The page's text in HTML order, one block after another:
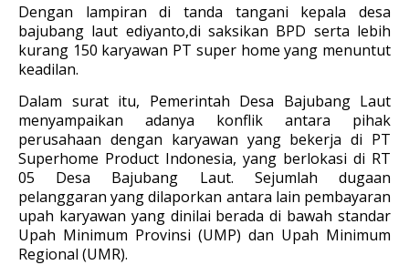
Dengan lampiran di tanda tangani kepala desa
bajubang laut ediyanto,di saksikan BPD serta lebih
kurang 150 karyawan PT super home yang menuntut
keadilan.
Dalam surat itu, Pemerintah Desa Bajubang Laut
menyampaikan adanya konflik antara pihak
perusahaan dengan karyawan yang bekerja di PT
Superhome Product Indonesia, yang berlokasi di RT
05 Desa Bajubang Laut. Sejumlah dugaan
pelanggaran yang dilaporkan antara lain pembayaran
upah karyawan yang dinilai berada di bawah standar
Upah Minimum Provinsi (UMP) dan Upah Minimum
Regional (UMR).